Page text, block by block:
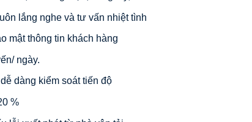
lắng nghe và tư vấn nhiệt tình
mật thông tin khách hàng
ngày.
dàng kiểm soát tiến độ
%